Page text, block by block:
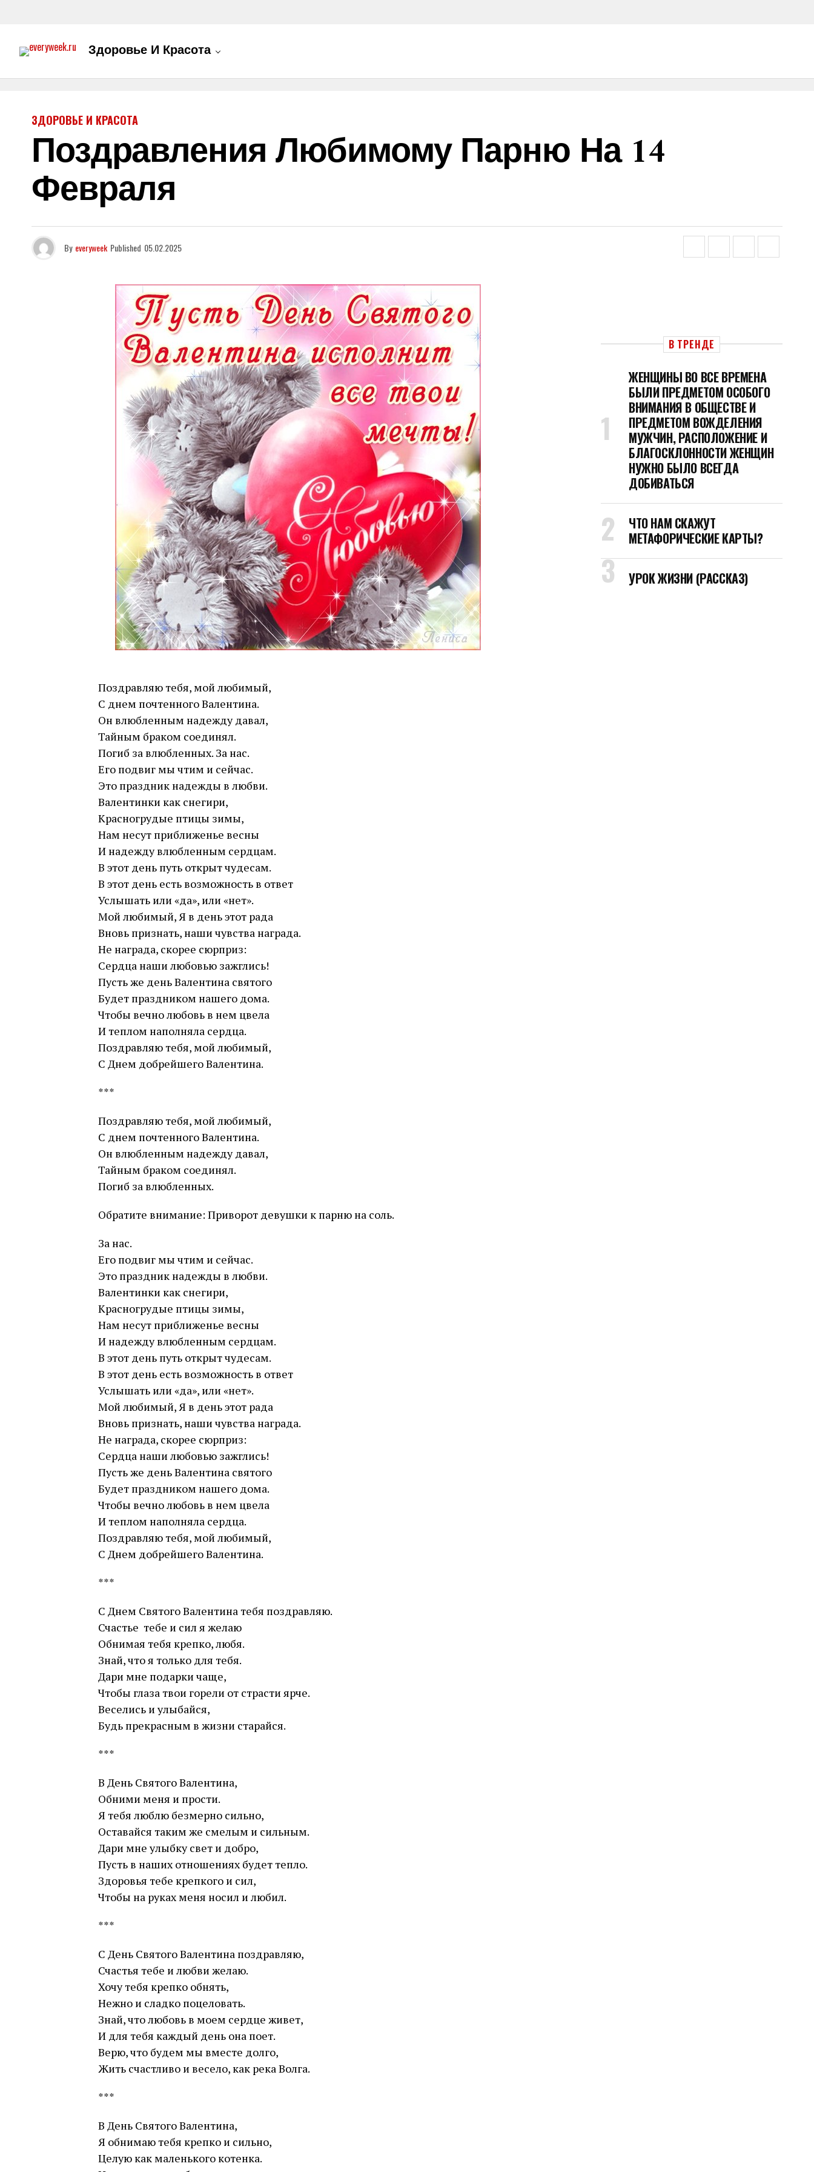
Здоровье И Красота
ЗДОРОВЬЕ И КРАСОТА
Поздравления Любимому Парню На 14
Февраля
By everyweek Published 05.02.2025
Поздравляю тебя, мой любимый,
С днем почтенного Валентина.
Он влюбленным надежду давал,
Тайным браком соединял.
Погиб за влюбленных. За нас.
Его подвиг мы чтим и сейчас.
Это праздник надежды в любви.
Валентинки как снегири,
Красногрудые птицы зимы,
Нам несут приближенье весны
И надежду влюбленным сердцам.
В этот день путь открыт чудесам.
В этот день есть возможность в ответ
Услышать или «да», или «нет».
Мой любимый, Я в день этот рада
Вновь признать, наши чувства награда.
Не награда, скорее сюрприз:
Сердца наши любовью зажглись!
Пусть же день Валентина святого
Будет праздником нашего дома.
Чтобы вечно любовь в нем цвела
И теплом наполняла сердца.
Поздравляю тебя, мой любимый,
С Днем добрейшего Валентина.
***
Поздравляю тебя, мой любимый,
С днем почтенного Валентина.
Он влюбленным надежду давал,
Тайным браком соединял.
Погиб за влюбленных.
Обратите внимание: Приворот девушки к парню на соль.
За нас.
Его подвиг мы чтим и сейчас.
Это праздник надежды в любви.
Валентинки как снегири,
Красногрудые птицы зимы,
Нам несут приближенье весны
И надежду влюбленным сердцам.
В этот день путь открыт чудесам.
В этот день есть возможность в ответ
Услышать или «да», или «нет».
Мой любимый, Я в день этот рада
Вновь признать, наши чувства награда.
Не награда, скорее сюрприз:
Сердца наши любовью зажглись!
Пусть же день Валентина святого
Будет праздником нашего дома.
Чтобы вечно любовь в нем цвела
И теплом наполняла сердца.
Поздравляю тебя, мой любимый,
С Днем добрейшего Валентина.
***
С Днем Святого Валентина тебя поздравляю.
Счастье тебе и сил я желаю
Обнимая тебя крепко, любя.
Знай, что я только для тебя.
Дари мне подарки чаще,
Чтобы глаза твои горели от страсти ярче.
Веселись и улыбайся,
Будь прекрасным в жизни старайся.
***
В День Святого Валентина,
Обними меня и прости.
Я тебя люблю безмерно сильно,
Оставайся таким же смелым и сильным.
Дари мне улыбку свет и добро,
Пусть в наших отношениях будет тепло.
Здоровья тебе крепкого и сил,
Чтобы на руках меня носил и любил.
***
С День Святого Валентина поздравляю,
Счастья тебе и любви желаю.
Хочу тебя крепко обнять,
Нежно и сладко поцеловать.
Знай, что любовь в моем сердце живет,
И для тебя каждый день она поет.
Верю, что будем мы вместе долго,
Жить счастливо и весело, как река Волга.
***
В День Святого Валентина,
Я обнимаю тебя крепко и сильно,
Целую как маленького котенка.
В ТРЕНДЕ
ЖЕНЩИНЫ ВО ВСЕ ВРЕМЕНА
БЫЛИ ПРЕДМЕТОМ ОСОБОГО
ВНИМАНИЯ В ОБЩЕСТВЕ И
ПРЕДМЕТОМ ВОЖДЕЛЕНИЯ
МУЖЧИН, РАСПОЛОЖЕНИЕ И
БЛАГОСКЛОННОСТИ ЖЕНЩИН
НУЖНО БЫЛО ВСЕГДА
ДОБИВАТЬСЯ
ЧТО НАМ СКАЖУТ
МЕТАФОРИЧЕСКИЕ КАРТЫ?
УРОК ЖИЗНИ (РАССКАЗ)